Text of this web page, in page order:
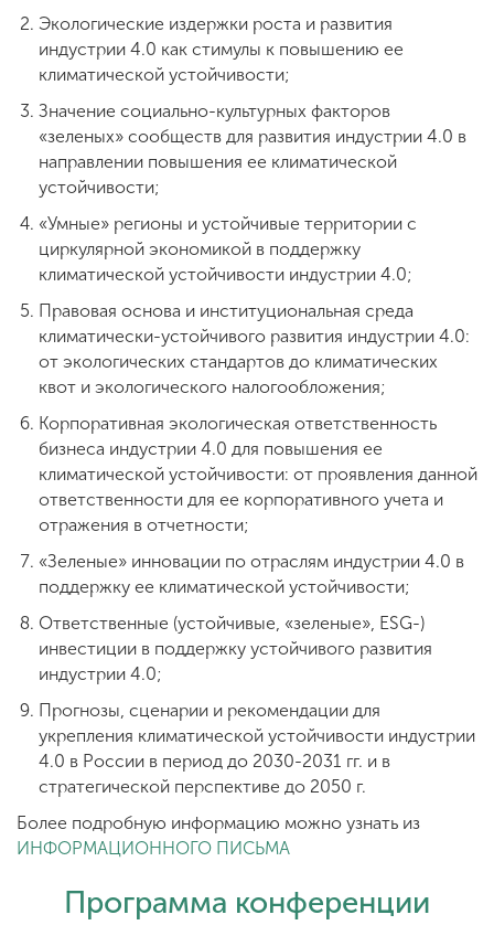
Экологические издержки роста и развития
индустрии 4.0 как стимулы к повышению ее
климатической устойчивости;
Значение социально-культурных факторов
«зеленых» сообществ для развития индустрии 4.0 в
направлении повышения ее климатической
устойчивости;
«Умные» регионы и устойчивые территории с
циркулярной экономикой в поддержку
климатической устойчивости индустрии 4.0;
Правовая основа и институциональная среда
климатически-устойчивого развития индустрии 4.0:
от экологических стандартов до климатических
квот и экологического налогообложения;
Корпоративная экологическая ответственность
бизнеса индустрии 4.0 для повышения ее
климатической устойчивости: от проявления данной
ответственности для ее корпоративного учета и
отражения в отчетности;
«Зеленые» инновации по отраслям индустрии 4.0 в
поддержку ее климатической устойчивости;
Ответственные (устойчивые, «зеленые», ESG-)
инвестиции в поддержку устойчивого развития
индустрии 4.0;
Прогнозы, сценарии и рекомендации для
укрепления климатической устойчивости индустрии
4.0 в России в период до 2030-2031 гг. и в
стратегической перспективе до 2050 г.
Более подробную информацию можно узнать из
ИНФОРМАЦИОННОГО ПИСЬМА
Программа конференции